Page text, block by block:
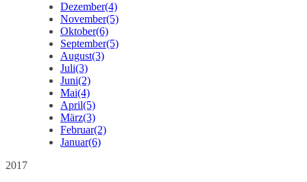
Dezember(4)
November(5)
Oktober(6)
September(5)
August(3)
Juli(3)
Juni(2)
Mai(4)
April(5)
März(3)
Februar(2)
Januar(6)
2017